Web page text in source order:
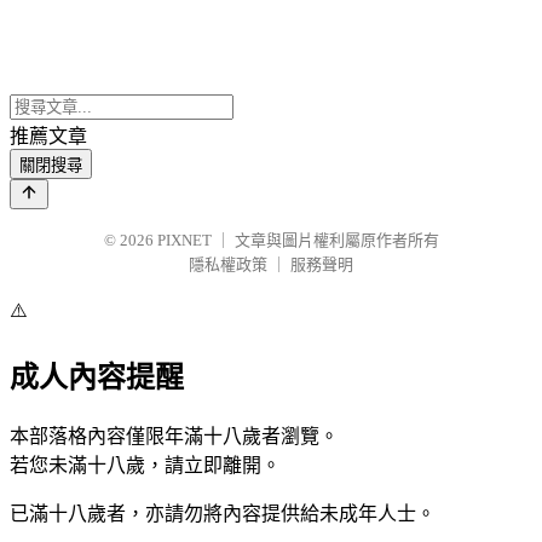
推薦文章
關閉搜尋
© 2026 PIXNET
文章與圖片權利屬原作者所有
隱私權政策
服務聲明
⚠️
成人內容提醒
本部落格內容僅限年滿十八歲者瀏覽。
若您未滿十八歲，請立即離開。
已滿十八歲者，亦請勿將內容提供給未成年人士。